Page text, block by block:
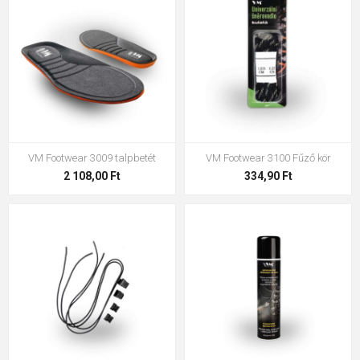
Rendszeresen ellenőrizze a cipőfűzők és talpbetétek
állapotát.
Ősz és tél
Legalább hetente egyszer impregnálja a cipőket.
Ellenőrizze a varrásokat, ragasztásokat és membránokat.
Szezonon kívüli tárolás
Alaposan tisztítsa meg a cipő teljes felületét.
A bőrcipőket kezelje minőségi cipőkrémmel.
VM Footwear 3009 talpbetét
2 108,00 Ft
VM Footwear 3100 Fűző kör
334,90 Ft